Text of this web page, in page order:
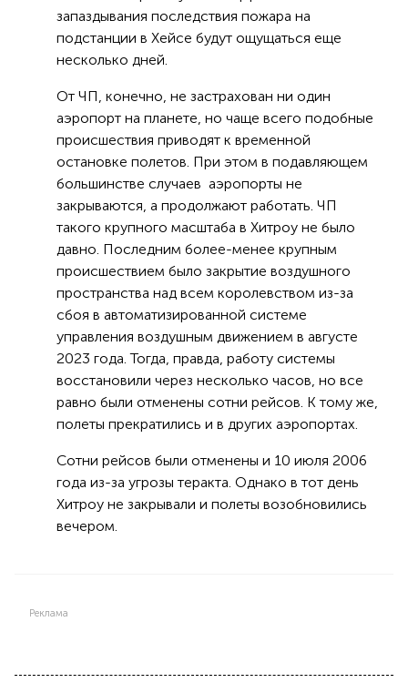
запаздывания последствия пожара на
подстанции в Хейсе будут ощущаться еще
несколько дней.
От ЧП, конечно, не застрахован ни один
аэропорт на планете, но чаще всего подобные
происшествия приводят к временной
остановке полетов. При этом в подавляющем
большинстве случаев аэропорты не
закрываются, а продолжают работать. ЧП
такого крупного масштаба в Хитроу не было
давно. Последним более-менее крупным
происшествием было закрытие воздушного
пространства над всем королевством из-за
сбоя в автоматизированной системе
управления воздушным движением в августе
2023 года. Тогда, правда, работу системы
восстановили через несколько часов, но все
равно были отменены сотни рейсов. К тому же,
полеты прекратились и в других аэропортах.
Сотни рейсов были отменены и 10 июля 2006
года из-за угрозы теракта. Однако в тот день
Хитроу не закрывали и полеты возобновились
вечером.
Реклама